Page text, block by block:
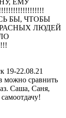
БЫ, ЧТОБЫ
ЛЮДЕЙ
19-22.08.21
можно сравнить
Саша, Саня,